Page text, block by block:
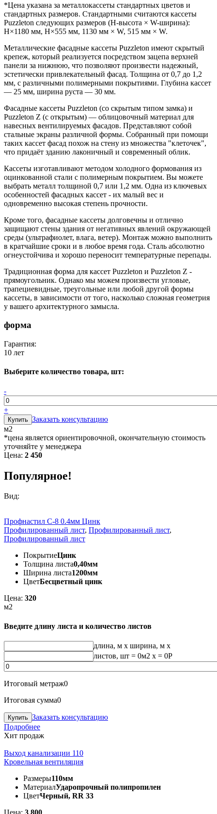
*Цена указана за металлокассеты стандартных цветов и
стандартных размеров. Стандартными считаются кассеты
Puzzleton следующих размеров (H-высота × W-ширина):
H×1180 мм, H×555 мм, 1130 мм × W, 515 мм × W.
Металлические фасадные кассеты Puzzleton имеют скрытый
крепеж, который реализуется посредством зацепа верхней
панели за нижнюю, что позволяют произвести надежный,
эстетически привлекательный фасад. Толщина от 0,7 до 1,2
мм, с различными полимерными покрытиями. Глубина кассет
— 25 мм, ширина руста — 30 мм.
Фасадные кассеты Puzzleton (со скрытым типом замка) и
Puzzleton Z (с открытым) — облицовочный материал для
навесных вентилируемых фасадов. Представляют собой
стальные экраны различной формы. Собранный при помощи
таких кассет фасад похож на стену из множества "клеточек",
что придаёт зданию лаконичный и современный облик.
Кассеты изготавливают методом холодного формования из
оцинкованной стали с полимерным покрытием. Вы можете
выбрать металл толщиной 0,7 или 1,2 мм. Одна из ключевых
особенностей фасадных кассет - их малый вес и
одновременно высокая степень прочности.
Кроме того, фасадные кассеты долговечны и отлично
защищают стены здания от негативных явлений окружающей
среды (ультрафиолет, влага, ветер). Монтаж можно выполнить
в кратчайшие сроки и в любое время года. Сталь абсолютно
огнеустойчива и хорошо переносит температурные перепады.
Традиционная форма для кассет Puzzleton и Puzzleton Z -
прямоугольник. Однако мы можем произвести угловые,
трапециевидные, треугольные или любой другой формы
кассеты, в зависимости от того, насколько сложная геометрия
у вашего архитектурного замысла.
форма
Гарантия:
10 лет
Выберите количество товара, шт:
-
+
Заказать консультацию
м2
*цена является ориентировочной, окончательную стоимость
уточняйте у менеджера
Цена: 2 450
Популярное!
Вид:
Профнастил С-8 0.4мм Цинк
Профилированный лист, Профилированный лист,
Профилированный лист
ПокрытиеЦинк
Толщина листа0,40мм
Ширина листа1200мм
ЦветБесцветный цинк
Цена: 320
м2
Введите длину листа и количество листов
длина, м x ширина, м x
листов, шт = 0м2 x = 0Р
Итоговый метраж0
Итоговая сумма0
Заказать консультацию
Подробнее
Хит продаж
Выход канализации 110
Кровельная вентиляция
Размеры110мм
МатериалУдаропрочный полипропилен
ЦветЧерный, RR 33
Цена: 3 800